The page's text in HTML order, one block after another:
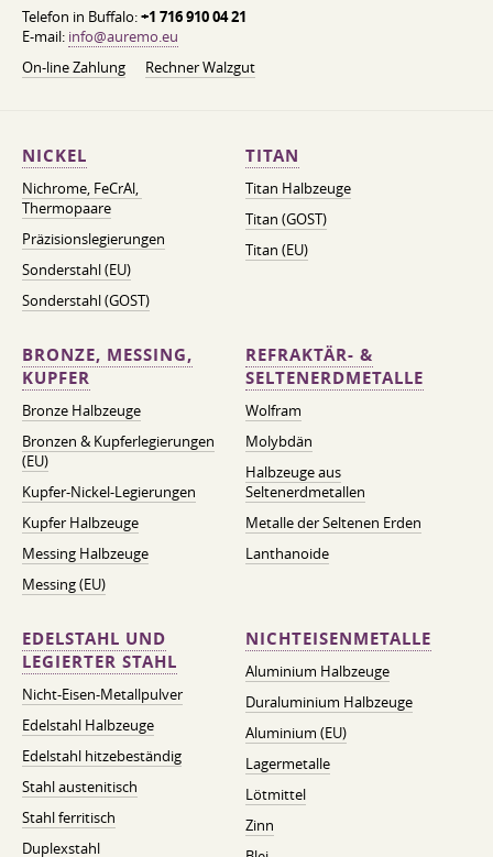
Telefon in Buffalo:+1 716 910 04 21
E-mail: info@auremo.eu
On-line Zahlung
Rechner Walzgut
NICKEL
Nichrome, FeСrAl, ​​
Thermopaare
Präzisionslegierungen
Sonderstahl (EU)
Sonderstahl (GOST)
TITAN
Titan Halbzeuge
Titan (GOST)
Titan (EU)
BRONZE, MESSING,
KUPFER
Bronze Halbzeuge
Bronzen & Kupferlegierungen
(EU)
Kupfer-Nickel-Legierungen
Kupfer Halbzeuge
Messing Halbzeuge
Messing (EU)
REFRAKTÄR- &
SELTENERDMETALLE
Wolfram
Molybdän
Halbzeuge aus
Seltenerdmetallen
Metalle der Seltenen Erden
Lanthanoide
EDELSTAHL UND
LEGIERTER STAHL
Nicht-Eisen-Metallpulver
Edelstahl Halbzeuge
Edelstahl hitzebeständig
Stahl austenitisch
Stahl ferritisch
Duplexstahl
NICHTEISENMETALLE
Aluminium Halbzeuge
Duraluminium Halbzeuge
Aluminium (EU)
Lagermetalle
Lötmittel
Zinn